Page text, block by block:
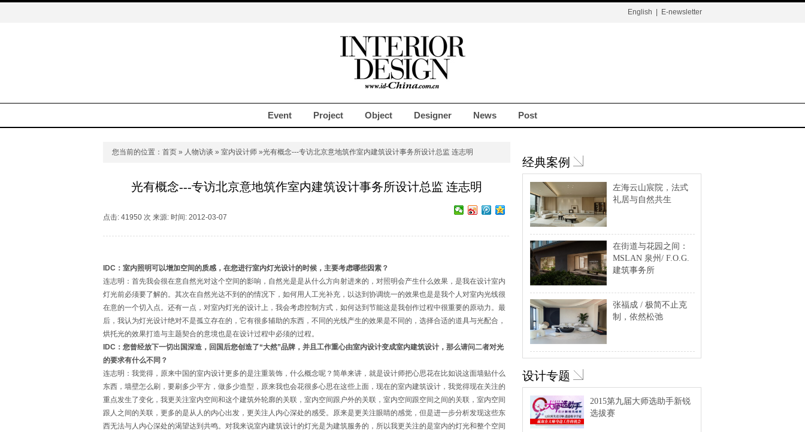
English E-newsletter
Event Project Object Designer News Post
您当前的位置： 首页 » 人物访谈 » 室内设计师 »光有概念---专访北京意地筑作室内建筑设计事务所设计总监 连志明
光有概念---专访北京意地筑作室内建筑设计事务所设计总监 连志明
点击: 41950 次 来源: 时间: 2012-03-07
IDC：室内照明可以增加空间的质感，在您进行室内灯光设计的时候，主要考虑哪些因素？
连志明：首先我会很在意自然光对这个空间的影响，自然光是是从什么方向射进来的，对照明会产生什么效果，是我在设计室内
灯光前必须要了解的。其次在自然光达不到的的情况下，如何用人工光补充，以达到协调统一的效果也是是我个人对室内光线很
在意的一个切入点。还有一点，对室内灯光的设计上，我会考虑控制方式，如何达到节能这是我创作过程中很重要的原动力。最
后，我认为灯光设计绝对不是孤立存在的，它有很多辅助的东西，不同的光线产生的效果是不同的，选择合适的道具与光配合，
烘托光的效果打造与主题契合的意境也是在设计过程中必须的过程。
IDC：您曾经放下一切出国深造，回国后您创造了“大然”品牌，并且工作重心由室内设计变成室内建筑设计，那么请问二者对光
的要求有什么不同？
连志明：我觉得，原来中国的室内设计更多的是注重装饰，什么概念呢？简单来讲，就是设计师把心思花在比如说这面墙贴什么
东西，墙壁怎么刷，要刷多少平方，做多少造型，原来我也会花很多心思在这些上面，现在的室内建筑设计，我觉得现在关注的
重点发生了变化，我更关注室内空间和这个建筑外轮廓的关联，室内空间跟户外的关联，室内空间跟空间之间的关联，室内空间
跟人之间的关联，更多的是从人的内心出发，更关注人内心深处的感受。原来是更关注眼睛的感觉，但是进一步分析发现这些东
西无法与人内心深处的渴望达到共鸣。对我来说室内建筑设计的灯光是为建筑服务的，所以我更关注的是室内的灯光和整个空间
经典案例
左海云山宸院，法式
礼居与自然共生
在街道与花园之间：
MSLAN 泉州/ F.O.G.
建筑事务所
张福成 / 极简不止克
制，依然松弛
设计专题
2015第九届大师选助手新锐
选拔赛